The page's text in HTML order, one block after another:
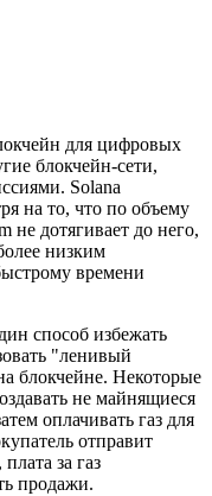
для цифровых
блокчейн-сети,
Solana
на то, что по объему
не дотягивает до него,
низким
времени
способ избежать
"ленивый
блокчейне. Некоторые
не майнящиеся
оплачивать газ для
отправит
за газ
продажи.